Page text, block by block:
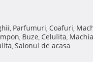
, Parfumuri, Coafuri,
, Buze, Celulita,
, Salonul de acasa